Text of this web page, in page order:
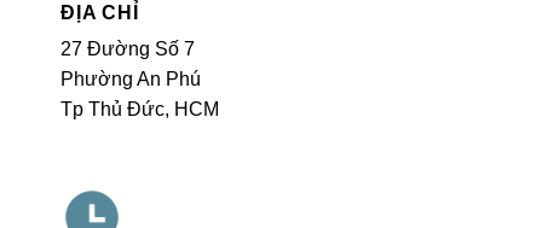
ĐỊA CHỈ
27 Đường Số 7
Phường An Phú
Tp Thủ Đức, HCM